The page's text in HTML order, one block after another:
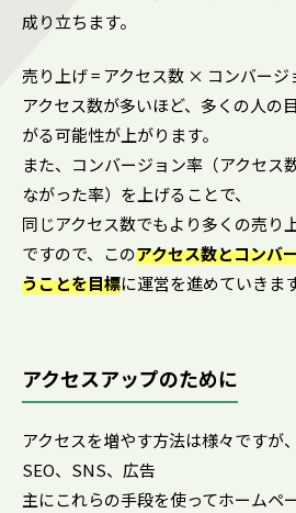
成り立ちます。
売り上げ = アクセス数 × コンバージ
アクセス数が多いほど、多くの人の
がる可能性が上がります。
また、コンバージョン率（アクセス
ながった率）を上げることで、
同じアクセス数でもより多くの売り
ですので、このアクセス数とコンバ
うことを目標に運営を進めていきます
アクセスアップのために
アクセスを増やす方法は様々ですが、
SEO、SNS、広告
主にこれらの手段を使ってホームペ